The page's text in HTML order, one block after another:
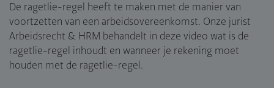
De ragetlie-regel heeft te maken met de manier van
voortzetten van een arbeidsovereenkomst. Onze jurist
Arbeidsrecht & HRM behandelt in deze video wat is de
ragetlie-regel inhoudt en wanneer je rekening moet
houden met de ragetlie-regel.